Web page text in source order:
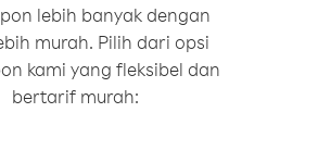
lebih banyak dengan
murah. Pilih dari opsi
kami yang fleksibel dan
bertarif murah: